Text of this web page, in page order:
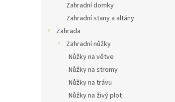
Zahradní domky
Zahradní stany a altány
Zahrada
Zahradní nůžky
Nůžky na větve
Nůžky na stromy
Nůžky na trávu
Nůžky na živý plot